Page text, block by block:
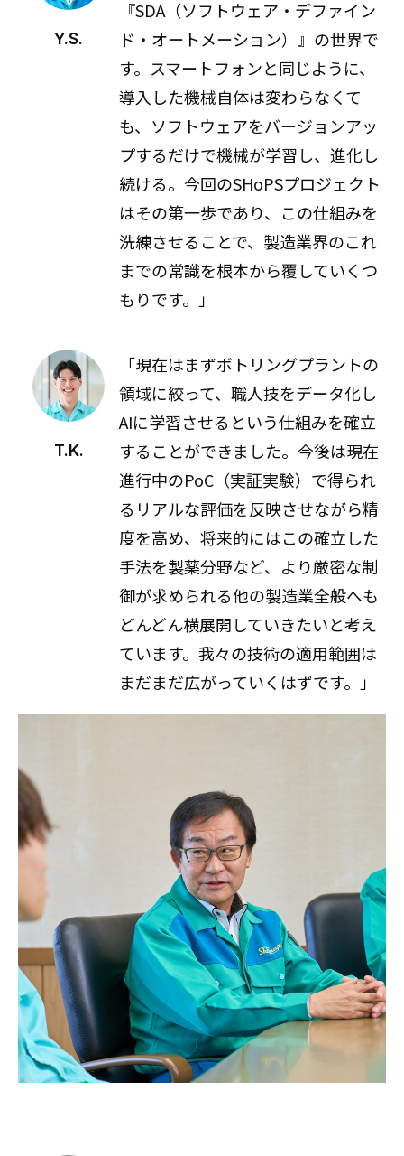
Y.S.
『SDA（ソフトウェア・デファイン
ド・オートメーション）』の世界で
す。スマートフォンと同じように、
導入した機械自体は変わらなくて
も、ソフトウェアをバージョンアッ
プするだけで機械が学習し、進化し
続ける。今回のSHoPSプロジェクト
はその第一歩であり、この仕組みを
洗練させることで、製造業界のこれ
までの常識を根本から覆していくつ
もりです。」
T.K.
「現在はまずボトリングプラントの
領域に絞って、職人技をデータ化し
AIに学習させるという仕組みを確立
することができました。今後は現在
進行中のPoC（実証実験）で得られ
るリアルな評価を反映させながら精
度を高め、将来的にはこの確立した
手法を製薬分野など、より厳密な制
御が求められる他の製造業全般へも
どんどん横展開していきたいと考え
ています。我々の技術の適用範囲は
まだまだ広がっていくはずです。」